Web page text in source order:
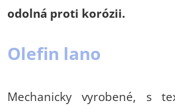
odolná proti korózii.
Olefin lano
Mechanicky vyrobené, s